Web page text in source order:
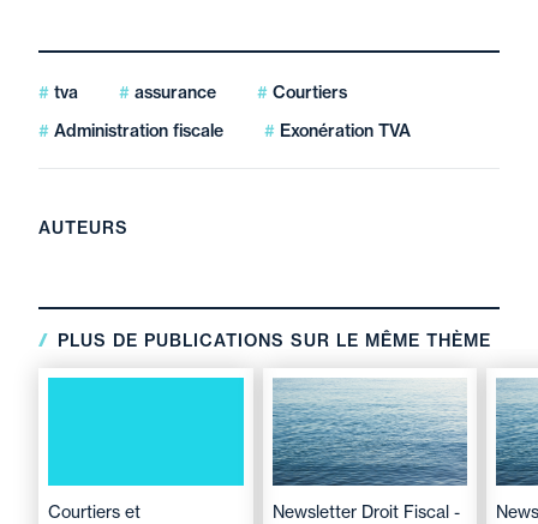
tva assurance
Courtiers
Administration fiscale
Exonération TVA
AUTEURS
PLUS DE PUBLICATIONS SUR LE MÊME THÈME
Courtiers et
Newsletter Droit Fiscal -